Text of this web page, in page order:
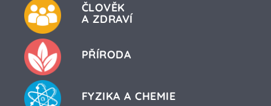
ČLOVĚK
A ZDRAVÍ
PŘÍRODA
FYZIKA A CHEMIE